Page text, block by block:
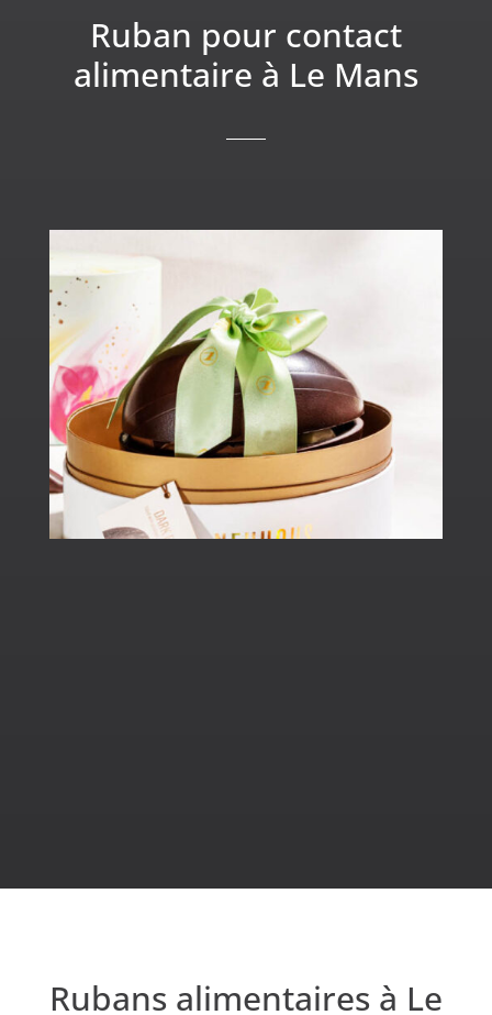
Ruban pour contact
alimentaire à Le Mans
Rubans alimentaires à Le